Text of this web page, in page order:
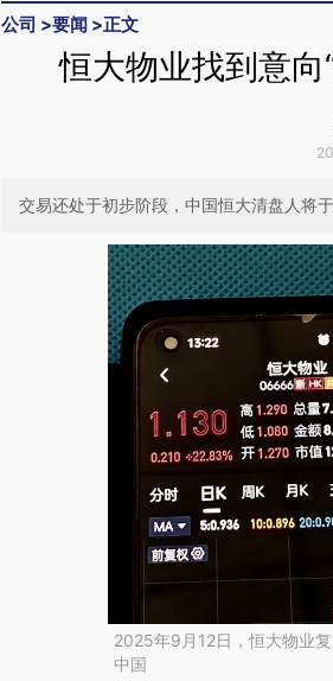
公司 >要闻 >正文
恒大物业找到意
交易还处于初步阶段，中国恒大清盘人将
2025年9月12日，恒大物业
中国